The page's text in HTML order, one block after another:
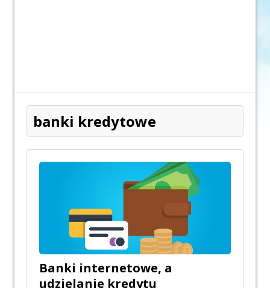
banki kredytowe
Banki internetowe, a
udzielanie kredytu